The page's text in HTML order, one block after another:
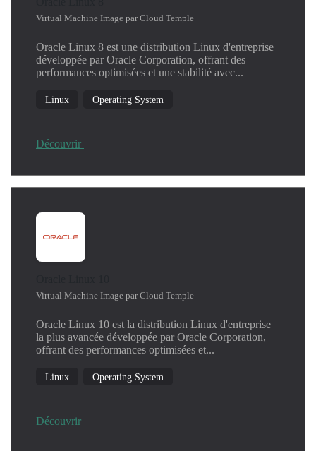
Virtual Machine Image par Cloud Temple
Oracle Linux 8 est une distribution Linux d'entreprise
développée par Oracle Corporation, offrant des
performances optimisées et une stabilité avec...
Linux Operating System
Découvrir
Virtual Machine Image par Cloud Temple
Oracle Linux 10 est la distribution Linux d'entreprise
la plus avancée développée par Oracle Corporation,
offrant des performances optimisées et...
Linux Operating System
Découvrir